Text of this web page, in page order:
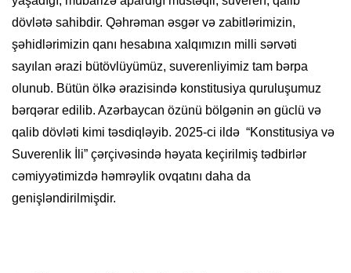
dövlətə sahibdir. Qəhrəman əsgər və zabitlərimizin,
şəhidlərimizin qanı hesabına xalqımızın milli sərvəti
sayılan ərazi bütövlüyümüz, suverenliyimiz tam bərpa
olunub. Bütün ölkə ərazisində konstitusiya quruluşumuz
bərqərar edilib. Azərbaycan özünü bölgənin ən güclü və
qalib dövləti kimi təsdiqləyib. 2025-ci ildə “Konstitusiya və
Suverenlik İli” çərçivəsində həyata keçirilmiş tədbirlər
cəmiyyətimizdə həmrəylik ovqatını daha da
genişləndirilmişdir.